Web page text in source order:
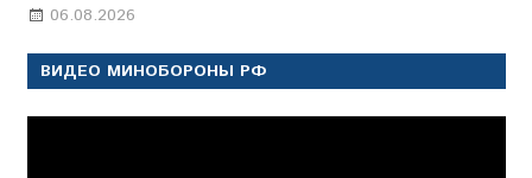
06.08.2026
ВИДЕО МИНОБОРОНЫ РФ